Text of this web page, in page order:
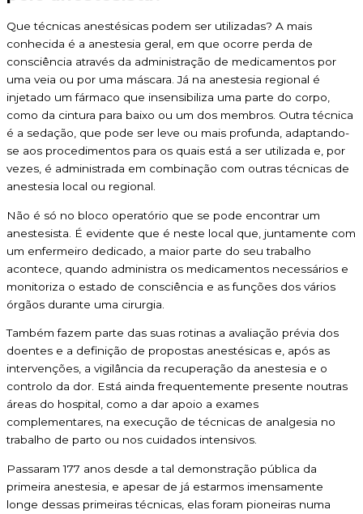
Que técnicas anestésicas podem ser utilizadas? A mais
conhecida é a anestesia geral, em que ocorre perda de
consciência através da administração de medicamentos por
uma veia ou por uma máscara. Já na anestesia regional é
injetado um fármaco que insensibiliza uma parte do corpo,
como da cintura para baixo ou um dos membros. Outra técnica
é a sedação, que pode ser leve ou mais profunda, adaptando-
se aos procedimentos para os quais está a ser utilizada e, por
vezes, é administrada em combinação com outras técnicas de
anestesia local ou regional.
Não é só no bloco operatório que se pode encontrar um
anestesista. É evidente que é neste local que, juntamente com
um enfermeiro dedicado, a maior parte do seu trabalho
acontece, quando administra os medicamentos necessários e
monitoriza o estado de consciência e as funções dos vários
órgãos durante uma cirurgia.
Também fazem parte das suas rotinas a avaliação prévia dos
doentes e a definição de propostas anestésicas e, após as
intervenções, a vigilância da recuperação da anestesia e o
controlo da dor. Está ainda frequentemente presente noutras
áreas do hospital, como a dar apoio a exames
complementares, na execução de técnicas de analgesia no
trabalho de parto ou nos cuidados intensivos.
Passaram 177 anos desde a tal demonstração pública da
primeira anestesia, e apesar de já estarmos imensamente
longe dessas primeiras técnicas, elas foram pioneiras numa